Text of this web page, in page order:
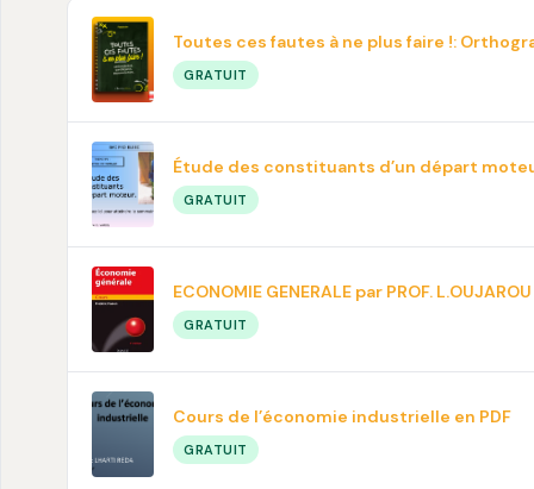
Toutes ces fautes à ne plus faire !:
GRATUIT
Étude des constituants d’un départ
GRATUIT
ECONOMIE GENERALE par PROF. L.OUJAROU
GRATUIT
Cours de l’économie industrielle en PDF
GRATUIT